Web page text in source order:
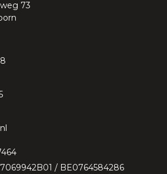
73
/ BE0764584286